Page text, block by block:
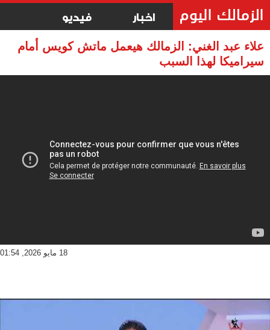
اخبار فيديو
علاء عبد الغني: الزمالك هيعمل ماتش كويس أمام
سيراميكا لهذا السبب
18 مايو 2026, 01:54